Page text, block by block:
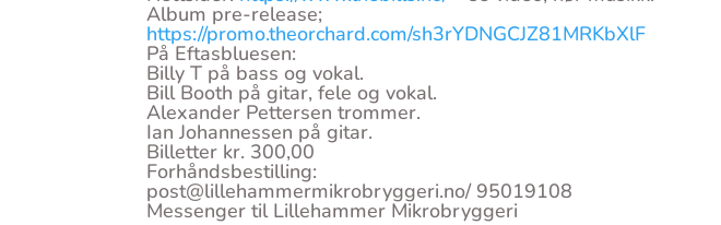
Album pre-release;
https://promo.theorchard.com/sh3rYDNGCJZ81MRKbXlF
På Eftasbluesen:
Billy T på bass og vokal.
Bill Booth på gitar, fele og vokal.
Alexander Pettersen trommer.
Ian Johannessen på gitar.
Billetter kr. 300,00
Forhåndsbestilling:
post@lillehammermikrobryggeri.no/ 95019108
Messenger til Lillehammer Mikrobryggeri